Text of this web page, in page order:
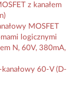
z kanałem
MOSFET
logicznymi
N, 60V, 380mA,
60-V (D-